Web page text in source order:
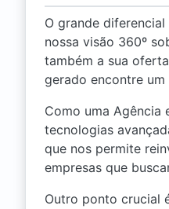
O grande
nossa visão 360º
também a sua
gerado encontre
Como uma Agência
tecnologias
que nos permite
empresas que
Outro ponto crucial